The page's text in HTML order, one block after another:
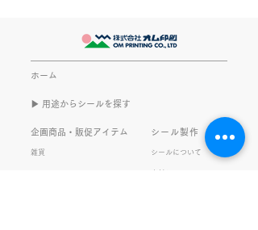
このブログで、きなこの話を
また書くのかって？ それは、
供してくれたから･･･ アッセ
ンブリ事業部のきなこ(ニック
ネーム)は、漢字がちょっぴり
苦手。 だけど本人はいつも自
ホーム
▶︎ 用途からシールを探す
企画商品・販促アイテム
雑貨
シール製作
シールについて